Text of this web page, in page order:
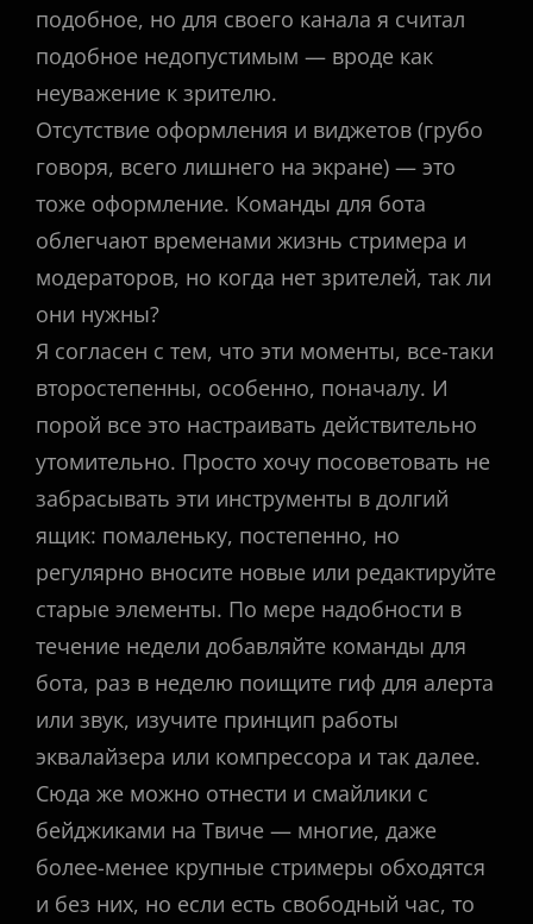
подобное, но для своего канала я считал
подобное недопустимым — вроде как
неуважение к зрителю.
Отсутствие оформления и виджетов (грубо
говоря, всего лишнего на экране) — это
тоже оформление. Команды для бота
облегчают временами жизнь стримера и
модераторов, но когда нет зрителей, так ли
они нужны?
Я согласен с тем, что эти моменты, все-таки
второстепенны, особенно, поначалу. И
порой все это настраивать действительно
утомительно. Просто хочу посоветовать не
забрасывать эти инструменты в долгий
ящик: помаленьку, постепенно, но
регулярно вносите новые или редактируйте
старые элементы. По мере надобности в
течение недели добавляйте команды для
бота, раз в неделю поищите гиф для алерта
или звук, изучите принцип работы
эквалайзера или компрессора и так далее.
Сюда же можно отнести и смайлики с
бейджиками на Твиче — многие, даже
более-менее крупные стримеры обходятся
и без них, но если есть свободный час, то